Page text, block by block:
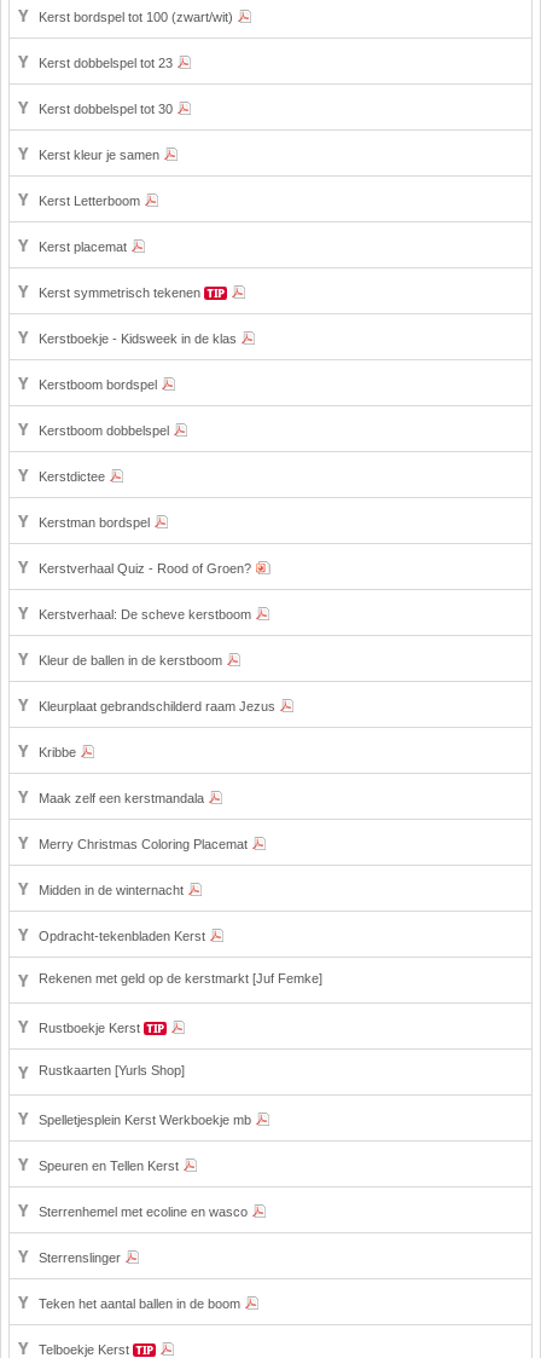
Kerst bordspel tot 100 (zwart/wit)
Kerst dobbelspel tot 23
Kerst dobbelspel tot 30
Kerst kleur je samen
Kerst Letterboom
Kerst placemat
Kerst symmetrisch tekenen
Kerstboekje - Kidsweek in de klas
Kerstboom bordspel
Kerstboom dobbelspel
Kerstdictee
Kerstman bordspel
Kerstverhaal Quiz - Rood of Groen?
Kerstverhaal: De scheve kerstboom
Kleur de ballen in de kerstboom
Kleurplaat gebrandschilderd raam Jezus
Kribbe
Maak zelf een kerstmandala
Merry Christmas Coloring Placemat
Midden in de winternacht
Opdracht-tekenbladen Kerst
Rekenen met geld op de kerstmarkt [Juf Femke]
Rustboekje Kerst
Rustkaarten [Yurls Shop]
Spelletjesplein Kerst Werkboekje mb
Speuren en Tellen Kerst
Sterrenhemel met ecoline en wasco
Sterrenslinger
Teken het aantal ballen in de boom
Telboekje Kerst